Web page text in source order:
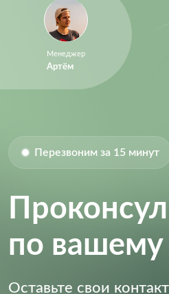
Менеджер
Артём
Перезвоним за 15 минут
по вашему
Оставьте свои